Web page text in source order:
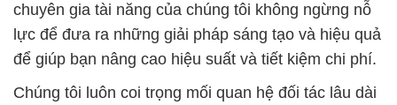
chuyên gia tài năng của chúng tôi không ngừng nỗ
lực để đưa ra những giải pháp sáng tạo và hiệu quả
để giúp bạn nâng cao hiệu suất và tiết kiệm chi phí.
Chúng tôi luôn coi trọng mối quan hệ đối tác lâu dài